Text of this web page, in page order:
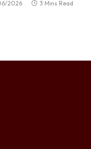
2026 3 Mins Read